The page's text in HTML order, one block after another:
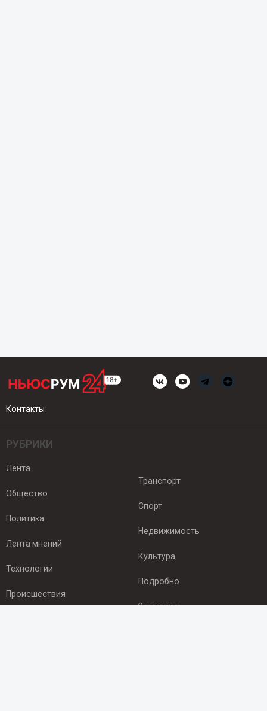
Контакты
РУБРИКИ
Лента
Общество
Политика
Лента мнений
Технологии
Происшествия
Транспорт
Спорт
Недвижимость
Культура
Подробно
Здоровье